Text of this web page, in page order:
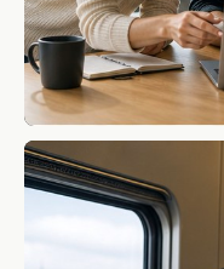
01
会議運営・進捗
週次ミーティング、